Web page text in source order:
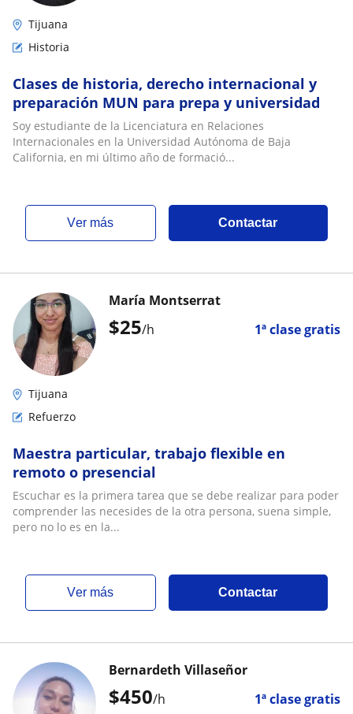
Tijuana
Historia
Clases de historia, derecho internacional y
preparación MUN para prepa y universidad
Soy estudiante de la Licenciatura en Relaciones
Internacionales en la Universidad Autónoma de Baja
California, en mi último año de formació...
ver más Contactar
$25/h 1ª clase gratis
María Montserrat
Tijuana
Refuerzo
Maestra particular, trabajo flexible en
remoto o presencial
Escuchar es la primera tarea que se debe realizar para poder
comprender las necesides de la otra persona, suena simple,
pero no lo es en la...
ver más Contactar
$450/h 1ª clase gratis
Bernardeth Villaseñor